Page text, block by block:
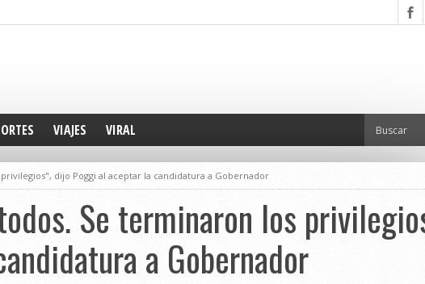
VIAJES VIRAL
dijo Poggi al aceptar la candidatura a Gobernador
Se terminaron los
a Gobernador